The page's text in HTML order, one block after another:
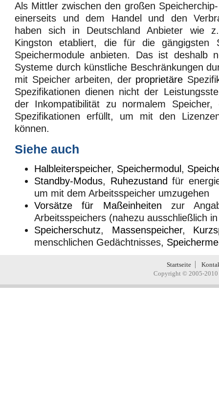
Als Mittler zwischen den großen
einerseits und dem Handel und den
haben sich in Deutschland Anbieter wie
Kingston etabliert, die für die gängigsten
Speichermodule anbieten. Das ist deshalb
Systeme durch künstliche Beschränkungen
mit Speicher arbeiten, der proprietäre
Spezifikationen dienen nicht der
der Inkompatibilität zu normalem
Spezifikationen erfüllt, um mit den
können.
Siehe auch
Halbleiterspeicher, Speichermodul ,
Standby-Modus, Ruhezustand für
um mit dem Arbeitsspeicher umzugehen
Vorsätze für Maßeinheiten zur
Arbeitsspeichers (nahezu ausschließlich
Speicherschutz, Massenspeicher,
menschlichen Gedächtnisses,
Startseite
Copyright © 2005-2010